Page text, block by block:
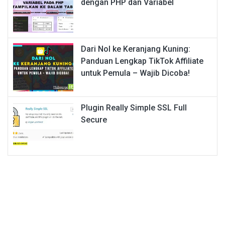
dengan PHP dan Variabel
Dari Nol ke Keranjang Kuning:
Panduan Lengkap TikTok Affiliate
untuk Pemula – Wajib Dicoba!
Plugin Really Simple SSL Full
Secure